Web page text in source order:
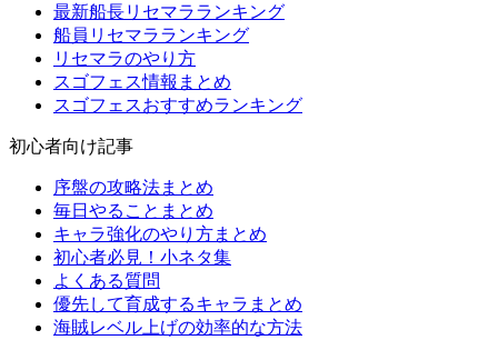
最新船長リセマラランキング
船員リセマラランキング
リセマラのやり方
スゴフェス情報まとめ
スゴフェスおすすめランキング
初心者向け記事
序盤の攻略法まとめ
毎日やることまとめ
キャラ強化のやり方まとめ
初心者必見！小ネタ集
よくある質問
優先して育成するキャラまとめ
海賊レベル上げの効率的な方法